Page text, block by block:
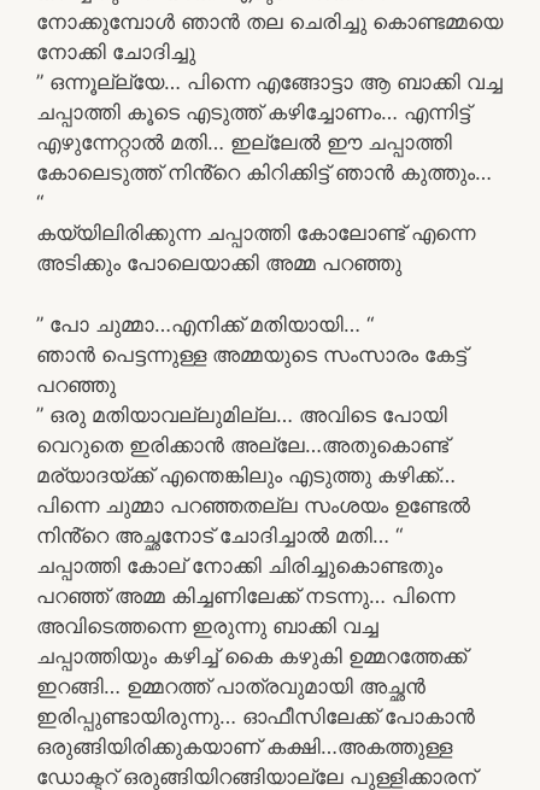
നോക്കുമ്പോൾ ഞാൻ തല ചെരിച്ചു കൊണ്ടമ്മയെ
നോക്കി ചോദിച്ചു
” ഒന്നൂല്ല്യേ… പിന്നെ എങ്ങോട്ടാ ആ ബാക്കി വച്ച
ചപ്പാത്തി കൂടെ എടുത്ത് കഴിച്ചോണം… എന്നിട്ട്
എഴുന്നേറ്റാൽ മതി… ഇല്ലേൽ ഈ ചപ്പാത്തി
കോലെടുത്ത് നിൻ്റെ കിറിക്കിട്ട് ഞാൻ കുത്തും…
“
കയ്യിലിരിക്കുന്ന ചപ്പാത്തി കോലോണ്ട് എന്നെ
അടിക്കും പോലെയാക്കി അമ്മ പറഞ്ഞു
” പോ ചുമ്മാ…എനിക്ക് മതിയായി… “
ഞാൻ പെട്ടന്നുള്ള അമ്മയുടെ സംസാരം കേട്ട്
പറഞ്ഞു
” ഒരു മതിയാവല്ലുമില്ല… അവിടെ പോയി
വെറുതെ ഇരിക്കാൻ അല്ലേ…അതുകൊണ്ട്
മര്യാദയ്ക്ക് എന്തെങ്കിലും എടുത്തു കഴിക്ക്…
പിന്നെ ചുമ്മാ പറഞ്ഞതല്ല സംശയം ഉണ്ടേൽ
നിൻ്റെ അച്ഛനോട് ചോദിച്ചാൽ മതി… “
ചപ്പാത്തി കോല് നോക്കി ചിരിച്ചുകൊണ്ടതും
പറഞ്ഞ് അമ്മ കിച്ചണിലേക്ക് നടന്നു… പിന്നെ
അവിടെത്തന്നെ ഇരുന്നു ബാക്കി വച്ച
ചപ്പാത്തിയും കഴിച്ച് കൈ കഴുകി ഉമ്മറത്തേക്ക്
ഇറങ്ങി… ഉമ്മറത്ത് പാത്രവുമായി അച്ഛൻ
ഇരിപ്പുണ്ടായിരുന്നു… ഓഫീസിലേക്ക് പോകാൻ
ഒരുങ്ങിയിരിക്കുകയാണ് കക്ഷി…അകത്തുള്ള
ഡോക്ടറ് ഒരുങ്ങിയിറങ്ങിയാല്ലേ പുള്ളിക്കാരന്